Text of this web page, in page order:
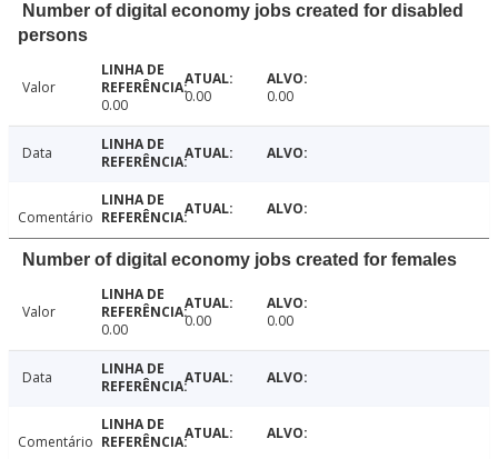
Number of digital economy jobs created for disabled
persons
Valor
0.00
0.00 0.00
Data
Comentário
Number of digital economy jobs created for females
Valor
0.00
0.00 0.00
Data
Comentário